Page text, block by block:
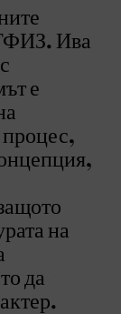
Ива
е
на
да